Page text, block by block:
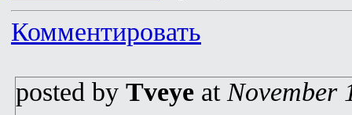
Комментировать
posted by Tveye at November